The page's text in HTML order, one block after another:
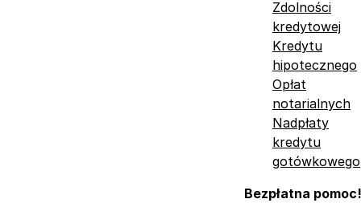
Zdolności
kredytowej
Kredytu
hipotecznego
Opłat
notarialnych
Nadpłaty
kredytu
gotówkowego
Bezpłatna pomoc!